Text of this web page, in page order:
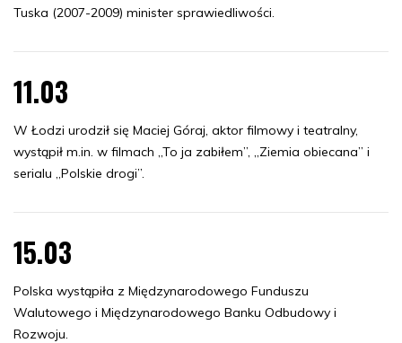
Tuska (2007-2009) minister sprawiedliwości.
11.03
W Łodzi urodził się Maciej Góraj, aktor filmowy i teatralny,
wystąpił m.in. w filmach „To ja zabiłem”, „Ziemia obiecana” i
serialu „Polskie drogi”.
15.03
Polska wystąpiła z Międzynarodowego Funduszu
Walutowego i Międzynarodowego Banku Odbudowy i
Rozwoju.